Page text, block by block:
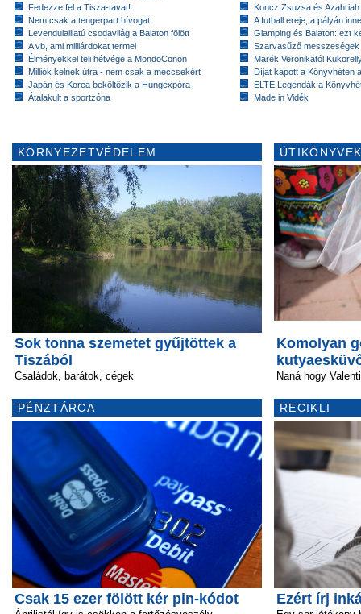
Fedezze fel a Tisza-tavat!
Nem csak a tengerpart hívogat
Levendulaillatú csodavilág a Balaton fölött
A vb, ami milliárdokat termel
Élményekkel teli hétvége a MondoConon
Milliók kelnek útra - nem csak a meccsekért
Japán és Korea beköltözik a Hungexpóra
Átalakult a sportzóna
Koncz Zsuzsa és
A futball ereje, a pályán
Glamping és Balaton: ezt
Szarvasűző messzeségek
Marék Veronikától
Díjat kapott a Könyvhéten
ELTE Legendák a
Made in Vidék
KÖRNYEZETVÉDELEM
Sok tonna szemetet gyűjtöttek a
Tiszából
Családok, barátok, cégek
PÉNZTÁRCA
Csak 15 ezer fölött kér pin-kódot
Komolyan
Naná hogy
RECIKLI
Ezért írj